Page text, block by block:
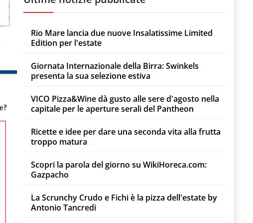
Rio Mare lancia due nuove Insalatissime Limited
Edition per l'estate
Giornata Internazionale della Birra: Swinkels
presenta la sua selezione estiva
VICO Pizza&Wine dà gusto alle sere d'agosto nella
capitale per le aperture serali del Pantheon
Ricette e idee per dare una seconda vita alla frutta
troppo matura
Scopri la parola del giorno su WikiHoreca.com:
Gazpacho
La Scrunchy Crudo e Fichi è la pizza dell'estate by
Antonio Tancredi